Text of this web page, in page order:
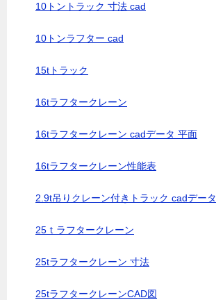
10トントラック 寸法 cad
10トンラフター cad
15tトラック
16tラフタークレーン
16tラフタークレーン cadデータ 平面
16tラフタークレーン性能表
2.9t吊りクレーン付きトラック cadデータ
25ｔラフタークレーン
25tラフタークレーン 寸法
25tラフタークレーンCAD図